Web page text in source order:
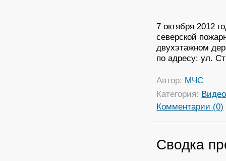
7 октября 2012
северской
двухэтажном
по адресу: ул.
Автор: МЧС
Категория: Видео
Комментарии (0)
Сводка